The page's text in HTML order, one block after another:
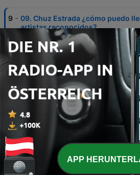
9 - 09. Chuz Estrada ¿cómo puedo
artistas reconocidos?
11 Aug. 2020
8 08. Episodio Saddler Samayoa
04 Aug. 2020
7 - 07. Episodio David Batz
6 - 06. Erick B. Cifuentes (2da Parte)
18 Jul. 2020
5 - 05. Erick B. Cifuentes (1ra. Parte)
11 Jul. 2020
APP